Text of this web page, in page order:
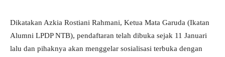
Dikatakan Azkia Rostiani Rahmani, Ketua Mata Garuda (Ikatan
Alumni LPDP NTB), pendaftaran telah dibuka sejak 11 Januari
lalu dan pihaknya akan menggelar sosialisasi terbuka dengan